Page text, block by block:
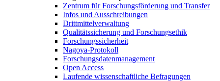
Zentrum für Forschungsförderung und Transfer
Infos und Ausschreibungen
Drittmittelverwaltung
Qualitätssicherung und Forschungsethik
Forschungssicherheit
Nagoya-Protokoll
Forschungsdatenmanagement
Open Access
Laufende wissenschaftliche Befragungen